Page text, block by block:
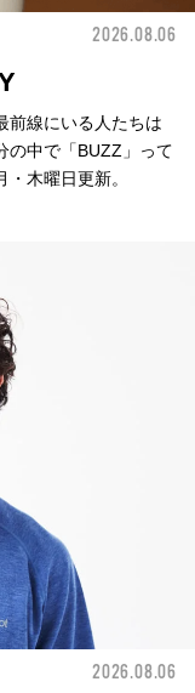
2026.08.06
前線にいる人たちは
の中で「BUZZ」って
木曜日更新。
2026.08.06